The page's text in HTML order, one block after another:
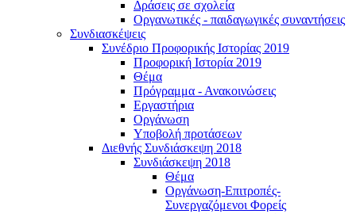
Δράσεις σε σχολεία
Οργανωτικές - παιδαγωγικές συναντήσεις
Συνδιασκέψεις
Συνέδριο Προφορικής Ιστορίας 2019
Προφορική Ιστορία 2019
Θέμα
Πρόγραμμα - Ανακοινώσεις
Εργαστήρια
Οργάνωση
Υποβολή προτάσεων
Διεθνής Συνδιάσκεψη 2018
Συνδιάσκεψη 2018
Θέμα
Οργάνωση-Επιτροπές-
Συνεργαζόμενοι Φορείς